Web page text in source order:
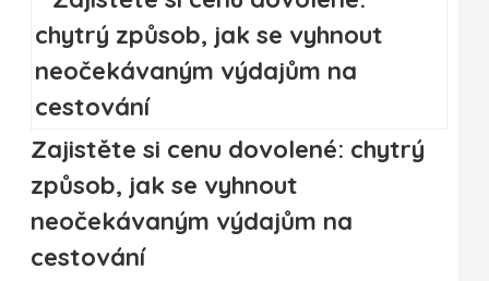
Zajistěte si cenu dovolené: chytrý
způsob, jak se vyhnout
neočekávaným výdajům na
cestování